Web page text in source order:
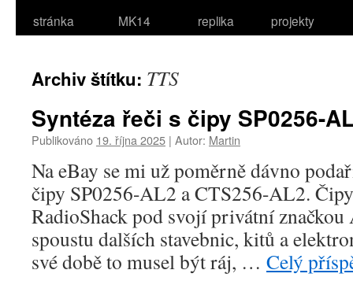
stránka
MK14
replika
projekty
Archiv štítku: TTS
Syntéza řeči s čipy SP0256-
Publikováno 19. října 2025 | Autor: Martin
Na eBay se mi už poměrně dávno
čipy SP0256-AL2 a CTS256-AL2.
RadioShack pod svojí privátní značkou
spoustu dalších stavebnic, kitů a
své době to musel být ráj, … Celý